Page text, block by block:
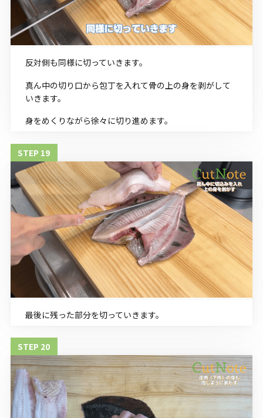
反対側も同様に切っていきます。
真ん中の切り口から包丁を入れて骨の上の身を剥がして
いきます。
身をめくりながら徐々に切り進めます。
最後に残った部分を切っていきます。